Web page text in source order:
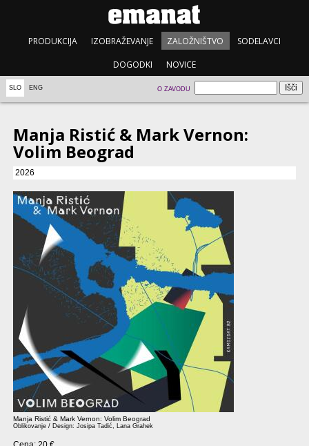
PRODUKCIJA IZOBRAŽEVANJE ZALOŽNIŠTVO SODELAVCI
DOGODKI NOVICE
SLO ENG O ZAVODU
Manja Ristić & Mark Vernon:
Volim Beograd
2026
Manja Ristić & Mark Vernon: Volim Beograd
Oblikovanje / Design: Josipa Tadić, Lana Grahek